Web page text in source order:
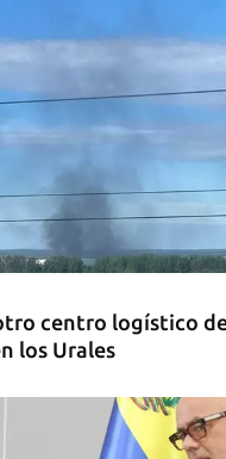
centro logístico
los Urales